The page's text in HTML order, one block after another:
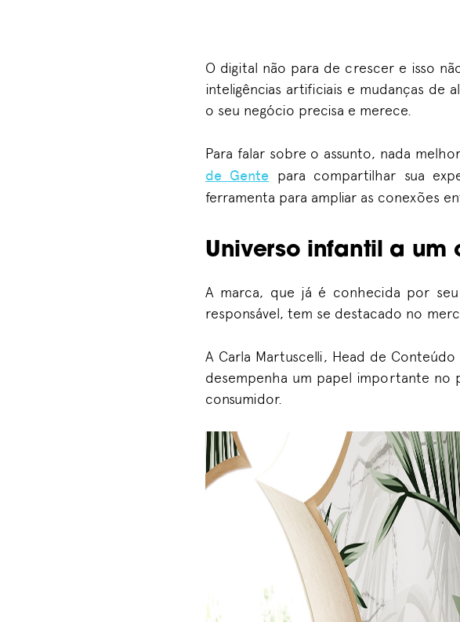
O digital não para de crescer e isso
inteligências artificiais e mudanças de
o seu negócio precisa e merece.
Para falar sobre o assunto, nada
de Gente para compartilhar sua
ferramenta para ampliar as conexões
Universo infantil a um
A marca, que já é conhecida por
responsável, tem se destacado no
A Carla Martuscelli, Head de
desempenha um papel importante no
consumidor.